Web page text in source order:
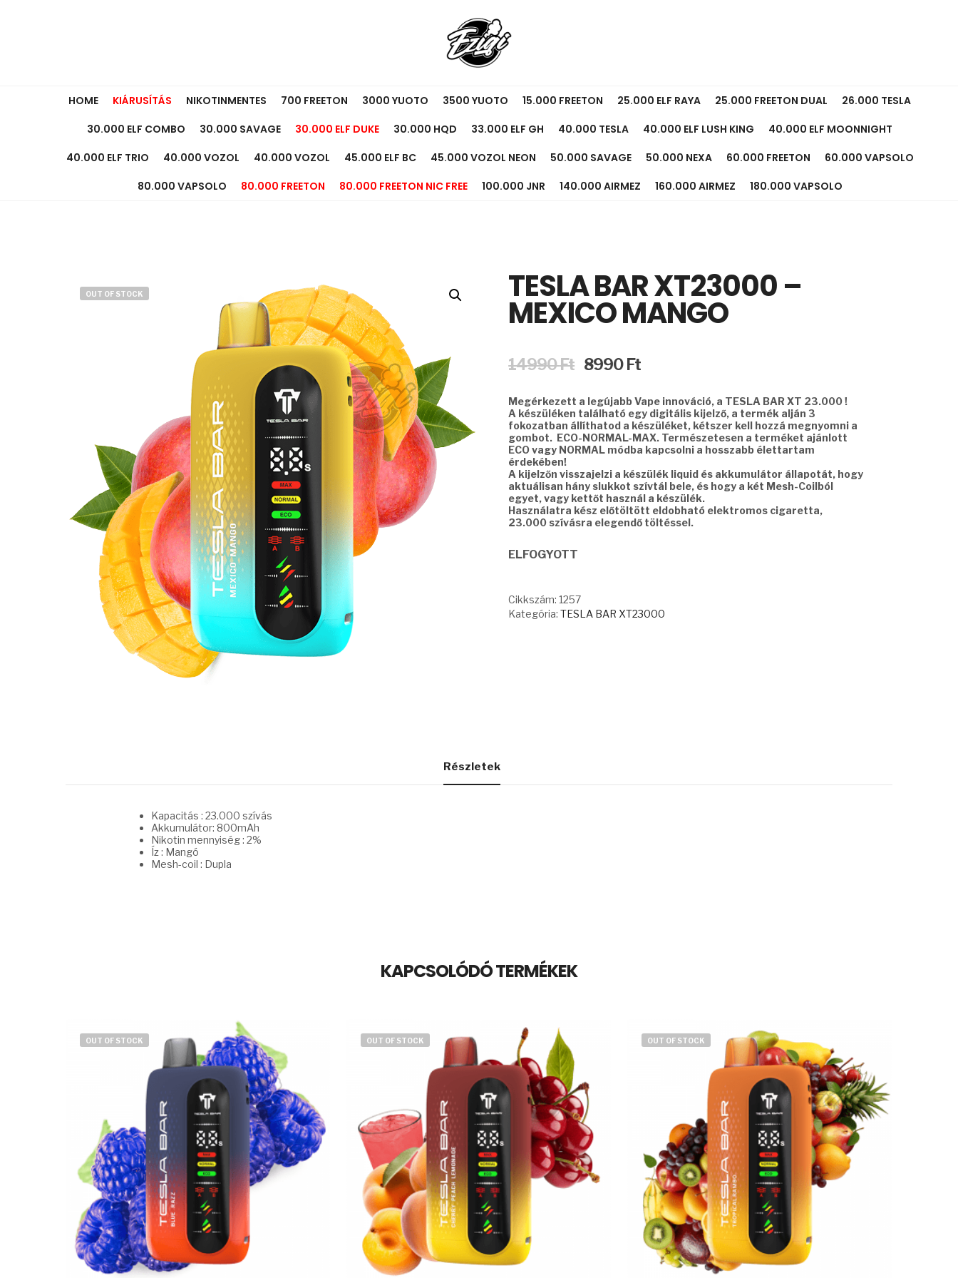
HOME KIÁRUSÍTÁS NIKOTINMENTES 700 FREETON 3000 YUOTO 3500 YUOTO 15.000 FREETON 25.000 ELF RAYA 25.000 FREETON DUAL
26.000 TESLA
30.000 ELF COMBO
30.000 SAVAGE 30.000 ELF DUKE 30.000 HQD 33.000 ELF GH 40.000 TESLA 40.000 ELF LUSH KING
40.000 ELF MOONNIGHT
40.000 ELF TRIO
40.000 VOZOL 40.000 VOZOL 45.000 ELF BC 45.000 VOZOL NEON 50.000 SAVAGE 50.000 NEXA 60.000 FREETON
60.000 VAPSOLO
80.000 VAPSOLO
80.000 FREETON 80.000 FREETON NIC FREE 100.000 JNR 140.000 AIRMEZ 160.000 AIRMEZ 180.000 VAPSOLO
OUT OF STOCK TESLA BAR XT23000 –
MEXICO MANGO
14990Ft
Original
14990 Ft.
8990 FtCurrent
8990 Ft.
Megérkezett a legújabb Vape innováció, a TESLA BAR XT 23.000 !
A készüléken található egy digitális kijelző, a termék alján 3
fokozatban állíthatod a készüléket, kétszer kell hozzá megnyomni a
gombot. ECO-NORMAL-MAX. Természetesen a terméket ajánlott
ECO vagy NORMAL módba kapcsolni a hosszabb élettartam
érdekében!
A kijelzőn visszajelzi a készülék liquid és akkumulátor állapotát, hogy
aktuálisan hány slukkot szívtál bele, és hogy a két Mesh-Coilból
egyet, vagy kettőt használ a készülék.
Használatra kész előtöltött eldobható elektromos cigaretta,
23.000 szívásra elegendő töltéssel.
ELFOGYOTT
Cikkszám:1257
Kategória:TESLA BAR XT23000
Részletek
Kapacitás : 23.000 szívás
Akkumulátor: 800mAh
Nikotin mennyiség : 2%
Íz : Mangó
Mesh-coil : Dupla
KAPCSOLÓDÓ TERMÉKEK
OUT OF STOCK OUT OF STOCK OUT OF STOCK